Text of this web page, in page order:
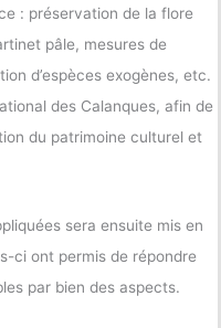
: préservation de la flore
pâle, mesures de
d’espèces exogènes, etc.
des Calanques, afin de
du patrimoine culturel et
sera ensuite mis en
ci ont permis de répondre
par bien des aspects.